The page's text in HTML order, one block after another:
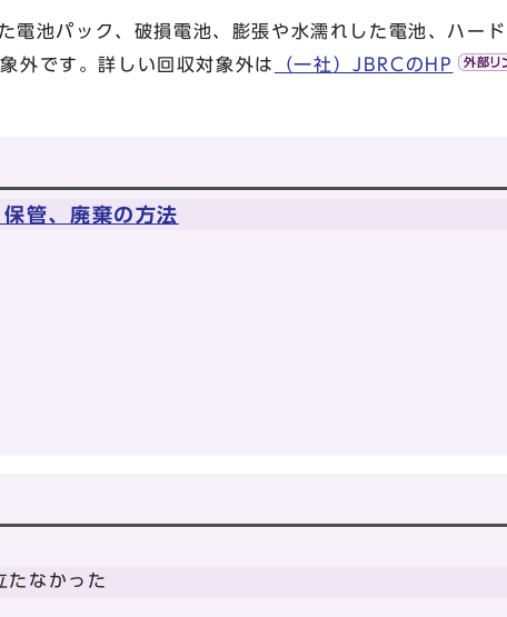
電池パック、破損電池、膨張や水濡れした電池、ハー
外です。詳しい回収対象外は
（一社）JBRCのHP
管、廃棄の方法
たなかった